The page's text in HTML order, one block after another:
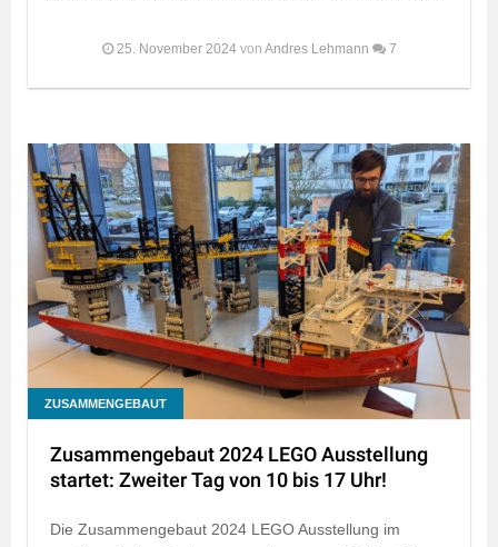
25. November 2024 von Andres Lehmann 7
ZUSAMMENGEBAUT
Zusammengebaut 2024 LEGO Ausstellung
startet: Zweiter Tag von 10 bis 17 Uhr!
Die Zusammengebaut 2024 LEGO Ausstellung im